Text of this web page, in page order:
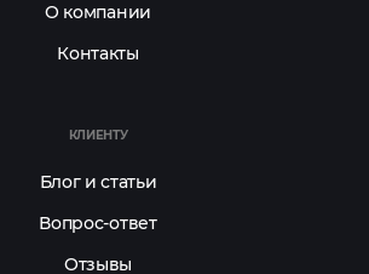
О компании
Контакты
КЛИЕНТУ
Блог и статьи
Вопрос-ответ
Отзывы